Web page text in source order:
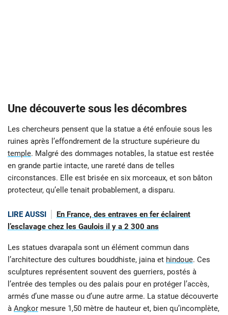
Une découverte sous les décombres
Les chercheurs pensent que la statue a été enfouie sous les
ruines après l’effondrement de la structure supérieure du
temple. Malgré des dommages notables, la statue est restée
en grande partie intacte, une rareté dans de telles
circonstances. Elle est brisée en six morceaux, et son bâton
protecteur, qu’elle tenait probablement, a disparu.
LIRE AUSSI
En France, des entraves en fer éclairent
l’esclavage chez les Gaulois il y a 2 300 ans
Les statues dvarapala sont un élément commun dans
l’architecture des cultures bouddhiste, jaina et hindoue. Ces
sculptures représentent souvent des guerriers, postés à
l’entrée des temples ou des palais pour en protéger l’accès,
armés d’une masse ou d’une autre arme. La statue découverte
à Angkor mesure 1,50 mètre de hauteur et, bien qu’incomplète,